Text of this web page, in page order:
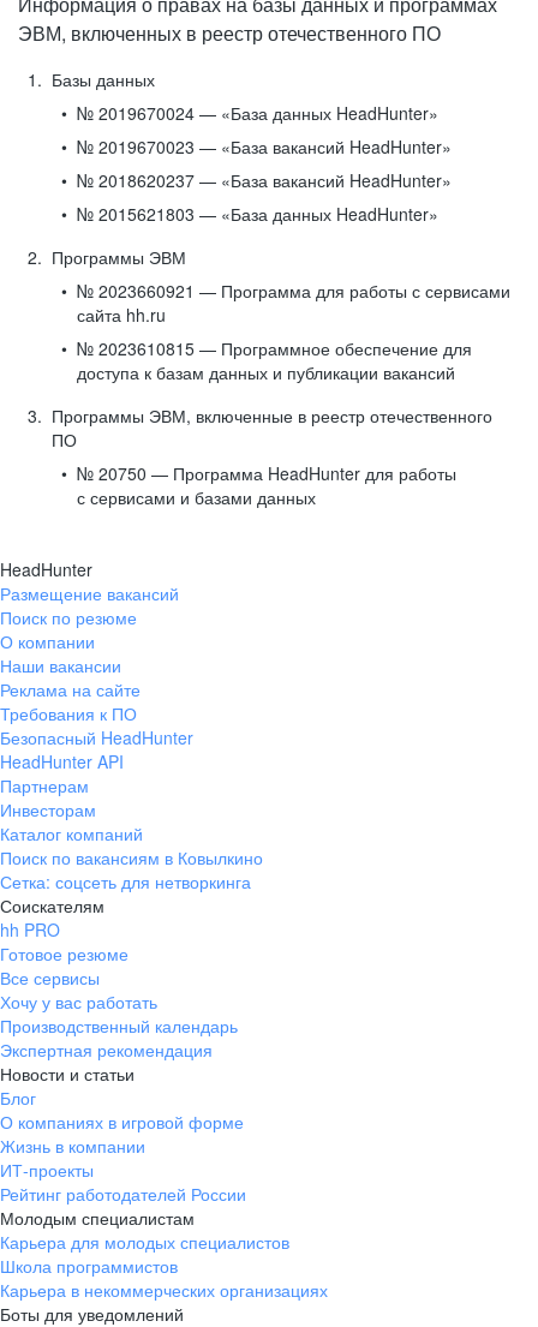
ЭВМ, включенных в реестр отечественного ПО
Базы данных
№ 2019670024 — «База данных HeadHunter»
№ 2019670023 — «База вакансий HeadHunter»
№ 2018620237 — «База вакансий HeadHunter»
№ 2015621803 — «База данных HeadHunter»
Программы ЭВМ
№ 2023660921 — Программа для работы с сервисами
сайта hh.ru
№ 2023610815 — Программное обеспечение для
доступа к базам данных и публикации вакансий
Программы ЭВМ, включенные в реестр отечественного
ПО
№ 20750 — Программа HeadHunter для работы
с сервисами и базами данных
HeadHunter
Размещение вакансий
Поиск по резюме
О компании
Наши вакансии
Реклама на сайте
Требования к ПО
Безопасный HeadHunter
HeadHunter API
Партнерам
Инвесторам
Каталог компаний
Поиск по вакансиям в Ковылкино
Сетка: соцсеть для нетворкинга
Соискателям
hh PRO
Готовое резюме
Все сервисы
Хочу у вас работать
Производственный календарь
Экспертная рекомендация
Новости и статьи
Блог
О компаниях в игровой форме
Жизнь в компании
ИТ-проекты
Рейтинг работодателей России
Молодым специалистам
Карьера для молодых специалистов
Школа программистов
Карьера в некоммерческих организациях
Боты для уведомлений